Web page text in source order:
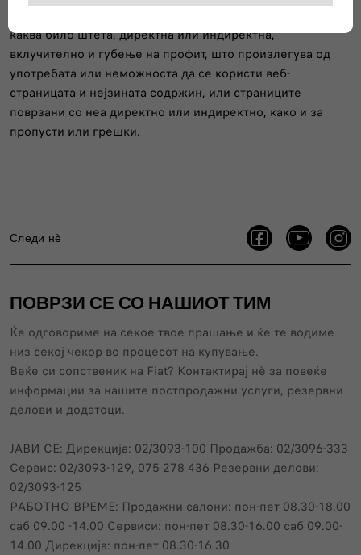
каква било штета, директна или индиректна,
вклучително и губење на профит, што произлегува од
употребата или неможноста да се користи веб-
страницата и нејзината содржин, или страниците
поврзани со неа директно или индиректно, како и за
пропусти или грешки.
Следи нѐ
ПОВРЗИ СЕ СО НАШИОТ ТИМ
Ќе одговориме на секое твое прашање и ќе те водиме
низ секој чекор во процесот на купување.
Веќе си сопственик нa Fiat? Контактирај нѐ за повеќе
информации за нашите постпродажни услуги, резервни
делови и додатоци.
ЈАВИ СЕ: Дирекција: 02/3093-100 Продажба: 02/3096-333
Сервис: 02/3093-129, 075 278 436 Резервни делови:
02/3093-125
РАБОТНО ВРЕМЕ: Продажни салони: пон-пет 08.30-18.00
саб 09.00 -14.00 Сервиси: пон-пет 08.30-16.00 саб 09.00-
14.00 Дирекција: пон-пет 08.30-16.30